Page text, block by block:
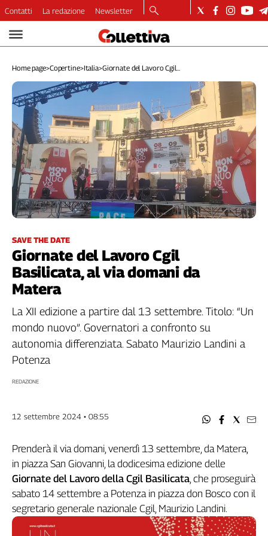
Video
Dirette
Longform
Copertine
Economia
Lavoro
Ambiente
Diritti
Welfare
Italia
Internazionale
Categorie
Filcams
Filctem
Fillea
Flc
Nidil
Spi
Inca
Caaf
Speciali
G8
Contatti La redazione Newsletter
Home page>Copertine>Italia>Giornate del Lavoro Cgil...
SAVE THE DATE
Giornate del Lavoro Cgil
Basilicata, al via domani da
Matera
La XII edizione a partire dal 13 settembre. Titolo: “Un
mondo nuovo”. Governatori a confronto su
autonomia differenziata. Sabato Maurizio Landini a
Potenza
REDAZIONE
12 settembre 2024 • 08:55
Prenderà il via domani, venerdì 13 settembre, da Matera,
in piazza San Giovanni, la dodicesima edizione delle
Giornate del Lavoro della Cgil Basilicata, che proseguirà
sabato 14 settembre a Potenza in piazza don Bosco con il
segretario generale nazionale Cgil, Maurizio Landini.